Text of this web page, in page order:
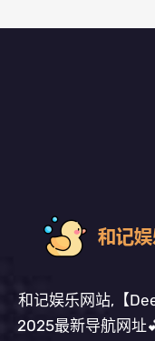
和记娱乐网站,【
2025最新导航网址